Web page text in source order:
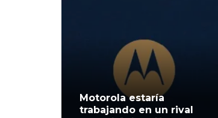
Motorola estaría
trabajando en un rival